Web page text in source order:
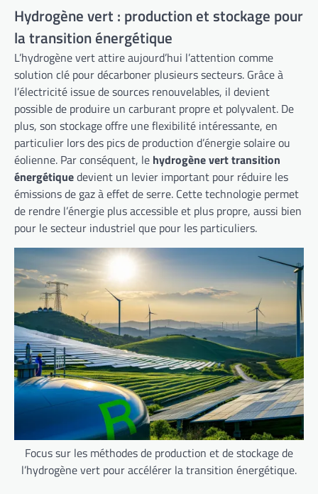
Hydrogène vert : production et stockage pour
la transition énergétique
L’hydrogène vert attire aujourd’hui l’attention comme
solution clé pour décarboner plusieurs secteurs. Grâce à
l’électricité issue de sources renouvelables, il devient
possible de produire un carburant propre et polyvalent. De
plus, son stockage offre une flexibilité intéressante, en
particulier lors des pics de production d’énergie solaire ou
éolienne. Par conséquent, le hydrogène vert transition
énergétiquedevient un levier important pour réduire les
émissions de gaz à effet de serre. Cette technologie permet
de rendre l’énergie plus accessible et plus propre, aussi bien
pour le secteur industriel que pour les particuliers.
Focus sur les méthodes de production et de stockage de
l’hydrogène vert pour accélérer la transition énergétique.